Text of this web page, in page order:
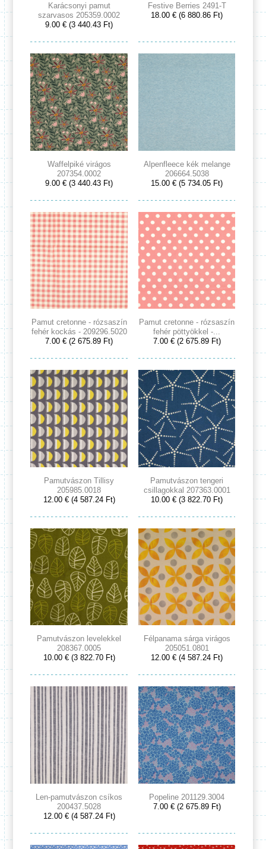
Karácsonyi pamut
szarvasos 205359.0002
9.00 € (3 440.43 Ft)
Festive Berries 2491-T
18.00 € (6 880.86 Ft)
Waffelpiké virágos
207354.0002
9.00 € (3 440.43 Ft)
Alpenfleece kék melange
206664.5038
15.00 € (5 734.05 Ft)
Pamut cretonne - rózsaszín
fehér kockás - 209296.5020
7.00 € (2 675.89 Ft)
Pamut cretonne - rózsaszín
fehér pöttyökkel -...
7.00 € (2 675.89 Ft)
Pamutvászon Tillisy
205985.0018
12.00 € (4 587.24 Ft)
Pamutvászon tengeri
csillagokkal 207363.0001
10.00 € (3 822.70 Ft)
Pamutvászon levelekkel
208367.0005
10.00 € (3 822.70 Ft)
Félpanama sárga virágos
205051.0801
12.00 € (4 587.24 Ft)
Len-pamutvászon csíkos
200437.5028
12.00 € (4 587.24 Ft)
Popeline 201129.3004
7.00 € (2 675.89 Ft)